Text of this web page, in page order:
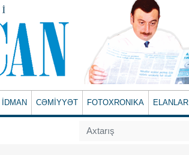
İDMAN CƏMİYYƏT FOTOXRONIKA ELANLAR